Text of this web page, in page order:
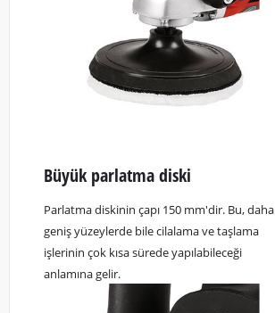
Büyük parlatma diski
Parlatma diskinin çapı 150 mm'dir. Bu, daha
geniş yüzeylerde bile cilalama ve taşlama
işlerinin çok kısa sürede yapılabileceği
anlamına gelir.